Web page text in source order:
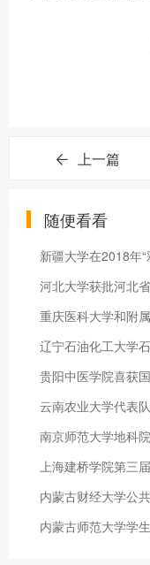
上一篇
随便看看
上海建桥学院第三
内蒙古财经大学公